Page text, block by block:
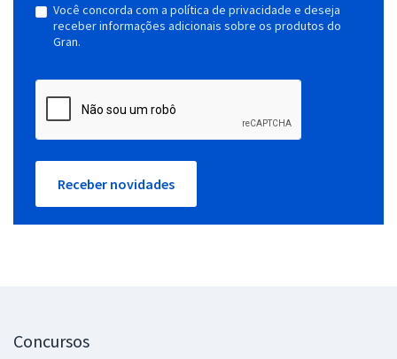
Você concorda com a política de privacidade e deseja
receber informações adicionais sobre os produtos do
Gran.
Receber novidades
Concursos